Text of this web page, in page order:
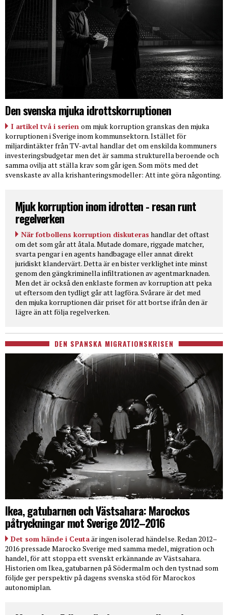
Den svenska mjuka idrottskorruptionen
I artikel två i serien om mjuk korruption granskas den mjuka
korruptionen i Sverige inom kommunsektorn. Istället för
miljardintäkter från TV-avtal handlar det om enskilda kommuners
investeringsbudgetar men det är samma strukturella beroende och
samma ovilja att ställa krav som går igen. Som möts med det
svenskaste av alla krishanteringsmodeller: Att inte göra någonting.
Mjuk korruption inom idrotten - resan runt
regelverken
När fotbollens korruption diskuteras handlar det oftast
om det som går att åtala. Mutade domare, riggade matcher,
svarta pengar i en agents handbagage eller annat direkt
juridiskt klandervärt. Detta är en bister verklighet inte minst
genom den gängkriminella infiltrationen av agentmarknaden.
Men det är också den enklaste formen av korruption att peka
ut eftersom den tydligt går att lagföra. Svårare är det med
den mjuka korruptionen där priset för att bortse ifrån den är
lägre än att följa regelverken.
DEN SPANSKA MIGRATIONSKRISEN
Ikea, gatubarnen och Västsahara: Marockos
påtryckningar mot Sverige 2012–2016
Det som hände i Ceutaär ingen isolerad händelse. Redan 2012–
2016 pressade Marocko Sverige med samma medel, migration och
handel, för att stoppa ett svenskt erkännande av Västsahara.
Historien om Ikea, gatubarnen på Södermalm och den tystnad som
följde ger perspektiv på dagens svenska stöd för Marockos
autonomiplan.